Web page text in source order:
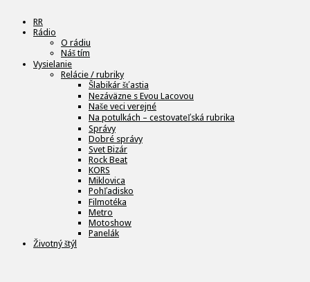
RR
Rádio
O rádiu
Náš tím
Vysielanie
Relácie / rubriky
Šlabikár šťastia
Nezáväzne s Evou Lacovou
Naše veci verejné
Na potulkách – cestovateľská rubrika
Správy
Dobré správy
Svet Bizár
Rock Beat
KORS
Miklovica
Pohľadisko
Filmotéka
Metro
Motoshow
Panelák
Životný štýl